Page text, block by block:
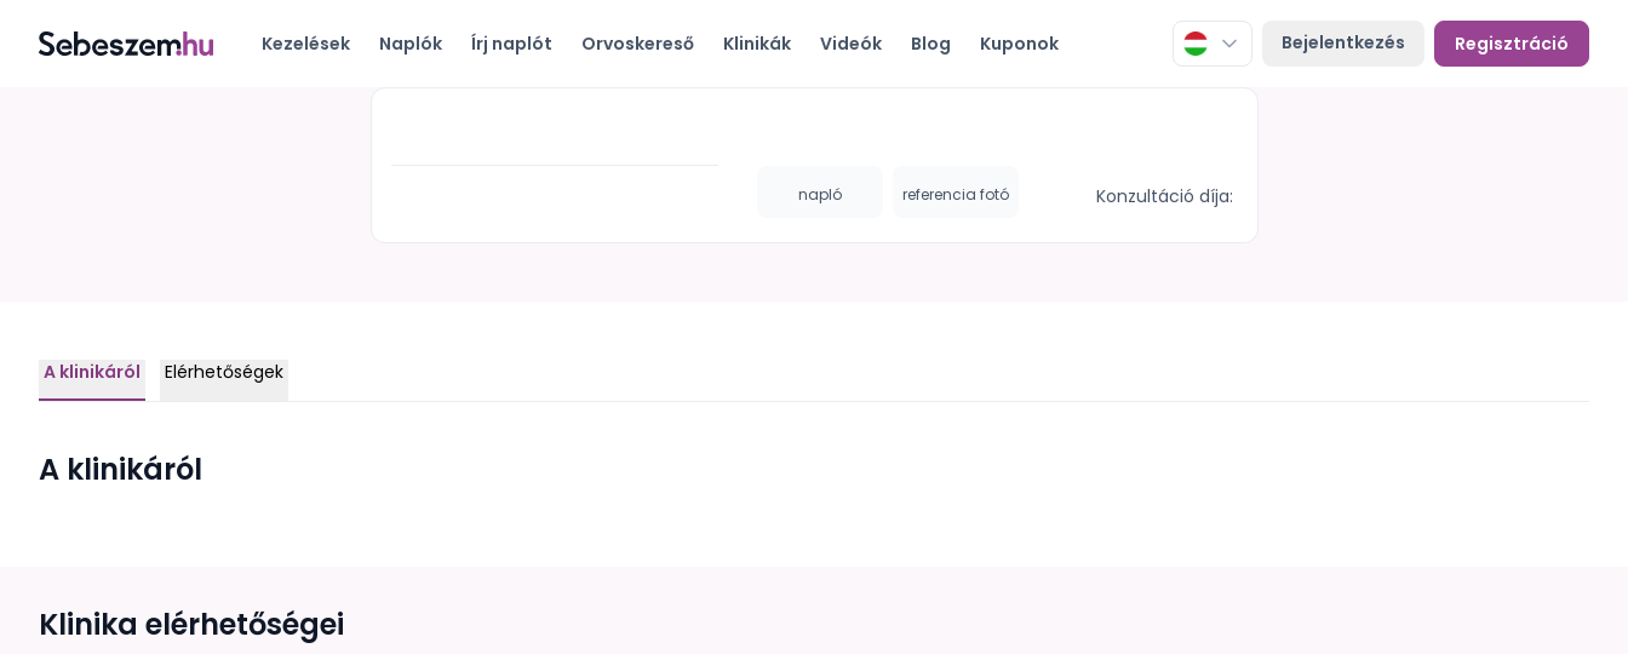
Bejelentkezés Regisztráció
Kezelések Naplók Írj naplót Orvoskereső Klinikák Videók Blog Kuponok
napló referencia fotó Konzultáció díja:
A klinikáról Elérhetőségek
A klinikáról
Klinika elérhetőségei